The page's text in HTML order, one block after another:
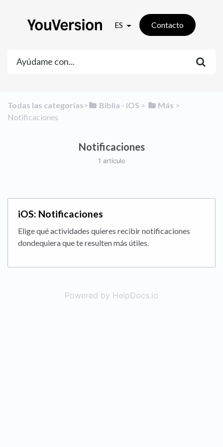
ES Contacto
Todas las categorías​>​ ​Biblia - iOS ​ > ​ ​Más ​ > ​
Notificaciones
Notificaciones
1 artículo
iOS: Notificaciones
Elige qué actividades quieres recibir notificaciones
dondequiera que te resulten más útiles.
Powered by HelpDocs.io